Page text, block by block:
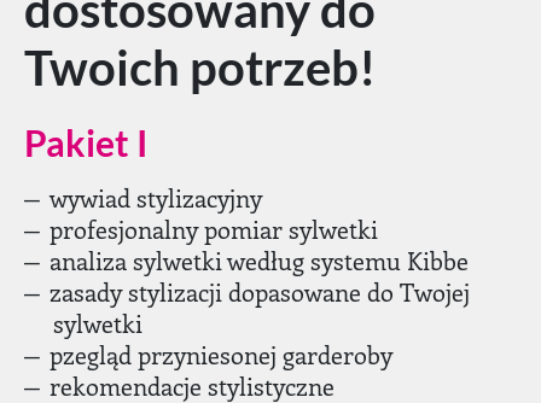
Twoich potrzeb!
Pakiet I
wywiad stylizacyjny
profesjonalny pomiar sylwetki
analiza sylwetki według systemu Kibbe
zasady stylizacji dopasowane do Twojej
sylwetki
pzegląd przyniesonej garderoby
rekomendacje stylistyczne